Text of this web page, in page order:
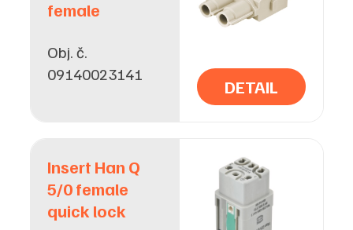
female
Obj. č.
09140023141
DETAIL
Insert Han Q
5/0 female
quick lock